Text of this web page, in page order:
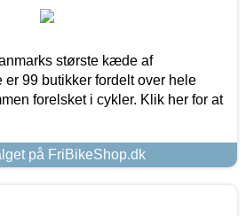
største kæde af
er 99 butikker fordelt over hele
forelsket i cykler. Klik her for at
på FriBikeShop.dk